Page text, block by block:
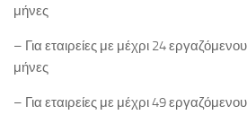
μήνες
– Για εταιρείες με μέχρι 24
μήνες
– Για εταιρείες με μέχρι 49